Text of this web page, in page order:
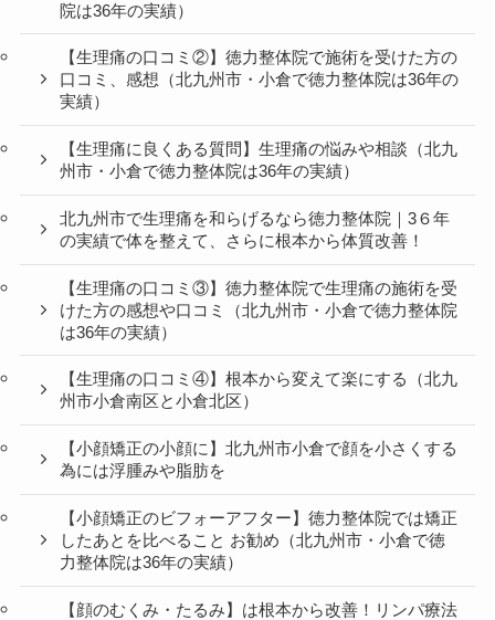
院は36年の実績）
【生理痛の口コミ②】徳力整体院で施術を受けた方の
口コミ、感想（北九州市・小倉で徳力整体院は36年の
実績）
【生理痛に良くある質問】生理痛の悩みや相談（北九
州市・小倉で徳力整体院は36年の実績）
北九州市で生理痛を和らげるなら徳力整体院｜3６年
の実績で体を整えて、さらに根本から体質改善！
【生理痛の口コミ③】徳力整体院で生理痛の施術を受
けた方の感想や口コミ（北九州市・小倉で徳力整体院
は36年の実績）
【生理痛の口コミ④】根本から変えて楽にする（北九
州市小倉南区と小倉北区）
【小顔矯正の小顔に】北九州市小倉で顔を小さくする
為には浮腫みや脂肪を
【小顔矯正のビフォーアフター】徳力整体院では矯正
したあとを比べること お勧め（北九州市・小倉で徳
力整体院は36年の実績）
【顔のむくみ・たるみ】は根本から改善！リンパ療法